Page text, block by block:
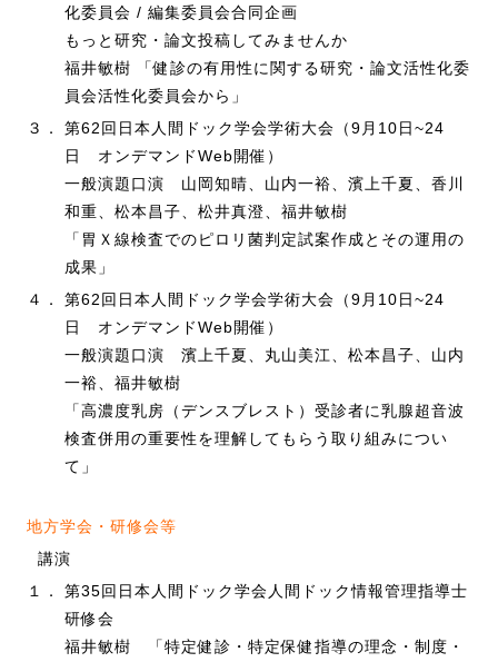
化委員会 / 編集委員会合同企画
もっと研究・論文投稿してみませんか
福井敏樹 「健診の有用性に関する研究・論文活性化委
員会活性化委員会から」
３．
第62回日本人間ドック学会学術大会（9月10日~24
日 オンデマンドWeb開催）
一般演題口演 山岡知晴、山内一裕、濱上千夏、香川
和重、松本昌子、松井真澄、福井敏樹
「胃Ｘ線検査でのピロリ菌判定試案作成とその運用の
成果」
４．
第62回日本人間ドック学会学術大会（9月10日~24
日 オンデマンドWeb開催）
一般演題口演 濱上千夏、丸山美江、松本昌子、山内
一裕、福井敏樹
「高濃度乳房（デンスブレスト）受診者に乳腺超音波
検査併用の重要性を理解してもらう取り組みについ
て」
地方学会・研修会等
講演
１．
第35回日本人間ドック学会人間ドック情報管理指導士
研修会
福井敏樹 「特定健診・特定保健指導の理念・制度・